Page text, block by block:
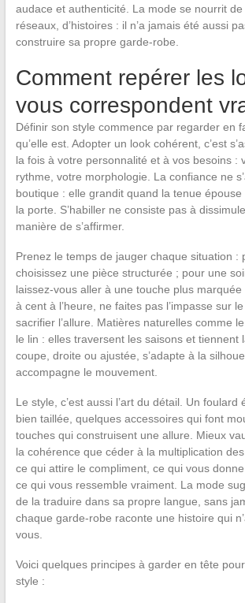
audace et authenticité. La mode se nourrit
réseaux, d’histoires : il n’a jamais été aussi
construire sa propre garde-robe.
Comment repérer les
vous correspondent
Définir son style commence par regarder en
qu’elle est. Adopter un look cohérent, c’est
la fois à votre personnalité et à vos besoins :
rythme, votre morphologie. La confiance ne
boutique : elle grandit quand la tenue
la porte. S’habiller ne consiste pas à
manière de s’affirmer.
Prenez le temps de jauger chaque situation :
choisissez une pièce structurée ; pour une
laissez-vous aller à une touche plus
à cent à l’heure, ne faites pas l’impasse sur
sacrifier l’allure. Matières naturelles comme
le lin : elles traversent les saisons et tiennent
coupe, droite ou ajustée, s’adapte à la
accompagne le mouvement.
Le style, c’est aussi l’art du détail. Un foulard
bien taillée, quelques accessoires qui font
touches qui construisent une allure. Mieux
la cohérence que céder à la multiplication
ce qui attire le compliment, ce qui vous donne
ce qui vous ressemble vraiment. La mode
de la traduire dans sa propre langue, sans
chaque garde-robe raconte une histoire qui
vous.
Voici quelques principes à garder en tête
style :